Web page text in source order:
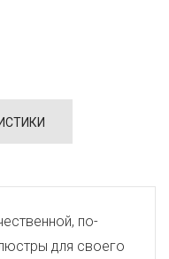
по-
для своего